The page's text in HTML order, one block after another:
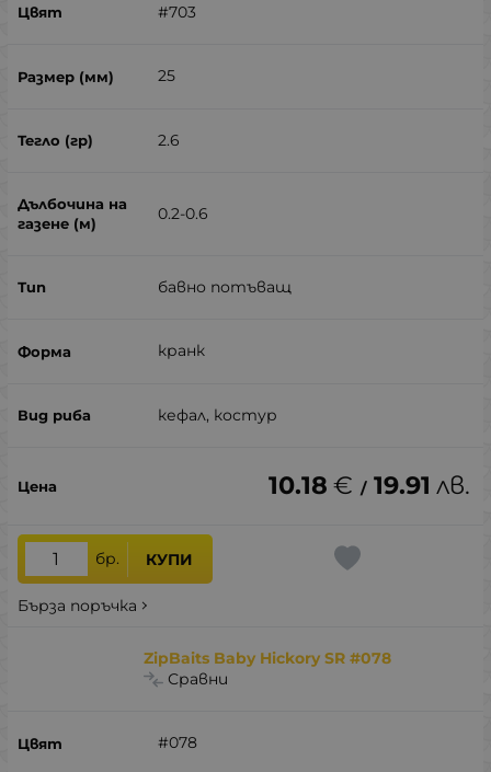
#703
25
2.6
0.2-0.6
бавно потъващ
кранк
кефал, костур
10.18 € / 19.91 лв.
бр. КУПИ
Бърза поръчка
ZipBaits Baby Hickory SR #078
Сравни
#078